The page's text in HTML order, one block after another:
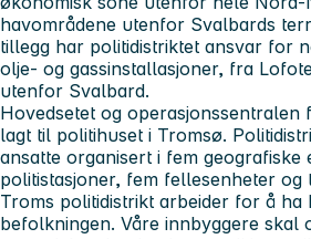
havområdene utenfor Svalbards
tillegg har politidistriktet ansvar for
olje- og gassinstallasjoner, fra
utenfor Svalbard.
Hovedsetet og operasjonssentralen
lagt til politihuset i Tromsø.
ansatte organisert i fem geografiske
politistasjoner, fem fellesenheter og
Troms politidistrikt arbeider for å ha
befolkningen. Våre innbyggere skal